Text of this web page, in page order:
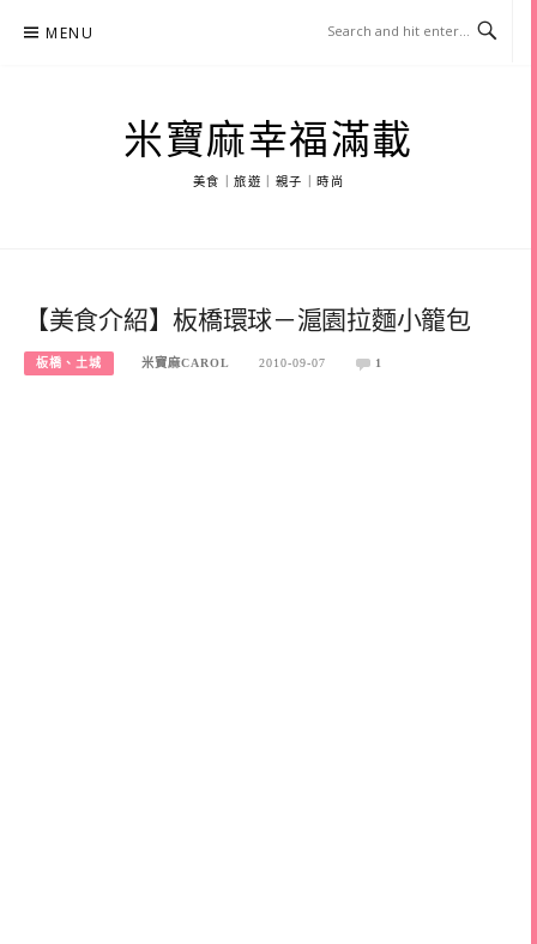
MENU
米寶麻幸福滿載
美食｜旅遊｜親子｜時尚
【美食介紹】板橋環球－滬園拉麵小籠包
板橋、土城 米寶麻CAROL 2010-09-07 1